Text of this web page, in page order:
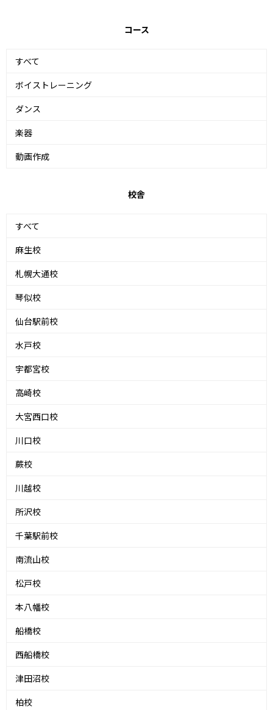
コース
すべて
ボイストレーニング
ダンス
楽器
動画作成
校舎
すべて
麻生校
札幌大通校
琴似校
仙台駅前校
水戸校
宇都宮校
高崎校
大宮西口校
川口校
蕨校
川越校
所沢校
千葉駅前校
南流山校
松戸校
本八幡校
船橋校
西船橋校
津田沼校
柏校